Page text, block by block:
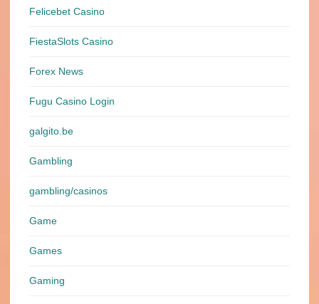
Felicebet Casino
FiestaSlots Casino
Forex News
Fugu Casino Login
galgito.be
Gambling
gambling/casinos
Game
Games
Gaming